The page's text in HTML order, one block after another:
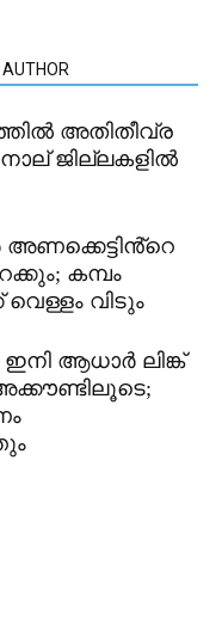
അതിതീവ്ര
നാല് ജില്ലകളിൽ
അണക്കെട്ടിൻ്റെ
കമ്പം
വെള്ളം വിടും
ആധാർ ലിങ്ക്